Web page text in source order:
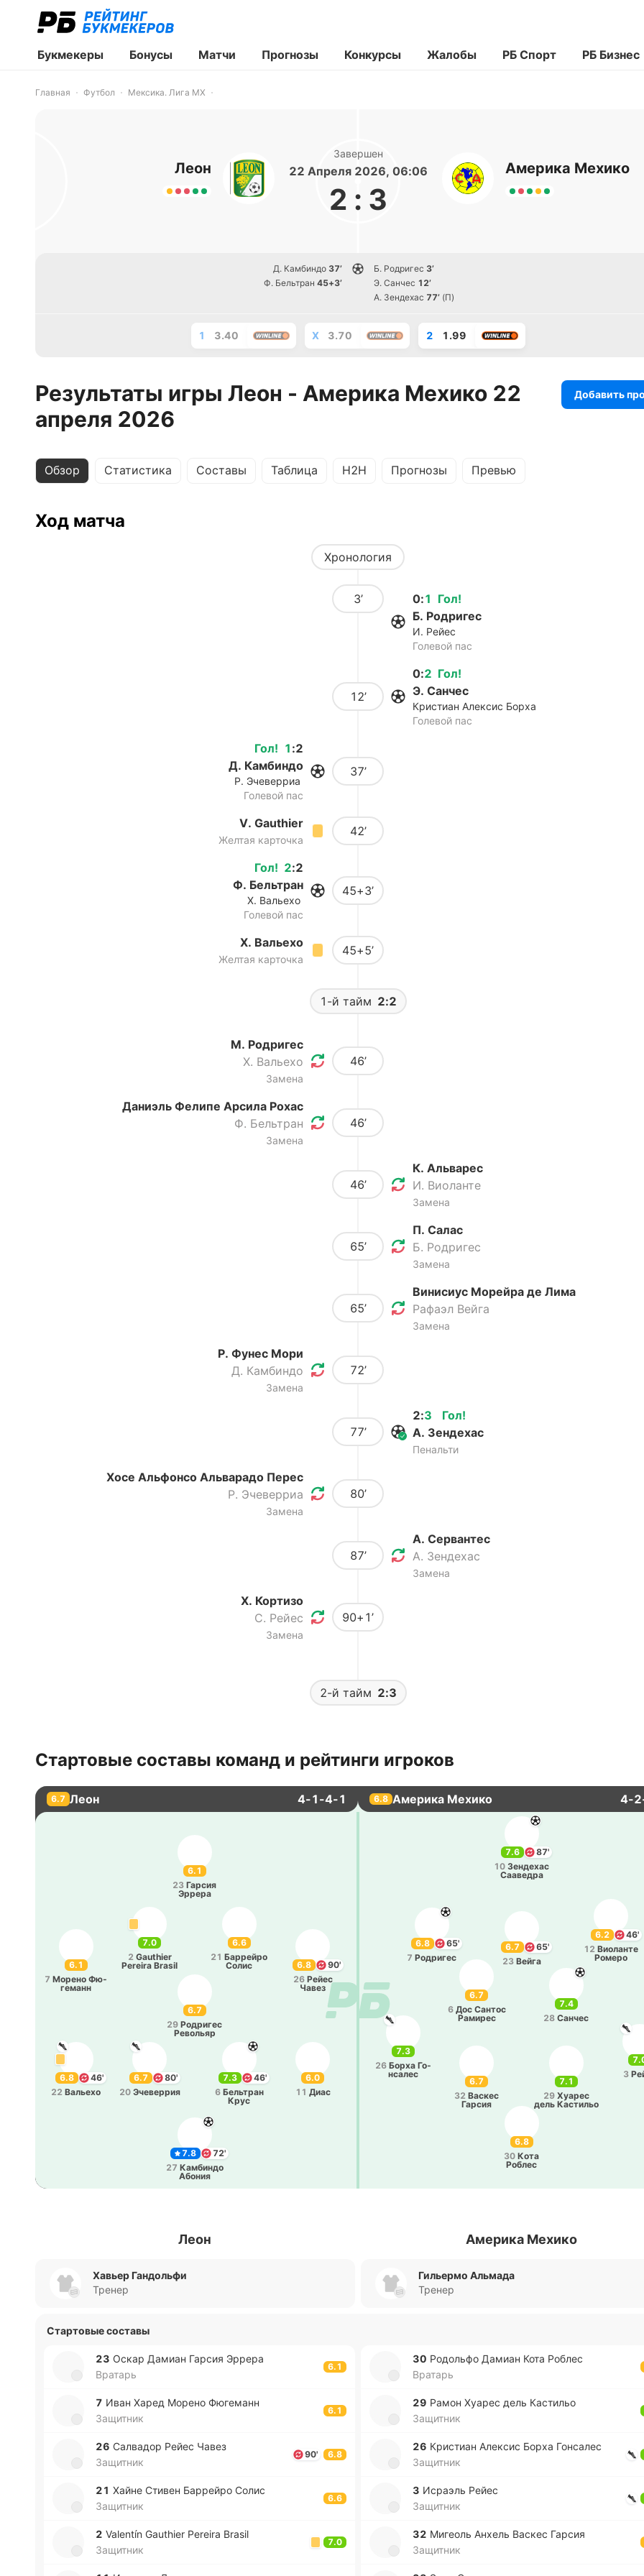
Букмекеры Бонусы Матчи Прогнозы Конкурсы Жалобы РБ Спорт РБ Бизнес
Главная Футбол Мексика. Лига MX
Леон
Завершен
22 Апреля 2026, 06:06
2 : 3
Америка Мехико
Д. Камбиндо 37’
Ф. Бельтран 45+3’
Б. Родригес 3’
Э. Санчес 12’
А. Зендехас 77’ (П)
1 3.40 X 3.70 2 1.99
Результаты игры Леон - Америка Мехико 22
апреля 2026
Добавить
Обзор Статистика Составы Таблица H2H Прогнозы Превью
Ход матча
Хронология
3’ Гол!
0:1
Б. Родригес
И. Рейес
Голевой пас
12’
Гол!
0:2
Э. Санчес
Кристиан Алексис Борха
Голевой пас
Гол! 1 :2
Д. Камбиндо
Р. Эчеверриа
Голевой пас
37’
V. Gauthier
Желтая карточка
42’
Гол! 2:2
Ф. Бельтран
Х. Вальехо
Голевой пас
45+3’
Х. Вальехо
Желтая карточка
45+5’
1-й тайм 2:2
М. Родригес
Х. Вальехо
Замена
46’
Даниэль Фелипе Арсила Рохас
Ф. Бельтран
Замена
46’
46’
К. Альварес
И. Виоланте
Замена
65’
П. Салас
Б. Родригес
Замена
65’
Винисиус Морейра де Лима
Рафаэл Вейга
Замена
Р. Фунес Мори
Д. Камбиндо
Замена
72’
77’
Гол!
2:3
А. Зендехас
Пенальти
Хосе Альфонсо Альварадо Перес
Р. Эчеверриа
Замена
80’
87’
А. Сервантес
А. Зендехас
Замена
Х. Кортизо
С. Рейес
Замена
90+1’
2-й тайм 2:3
Стартовые составы команд и рейтинги игроков
6.7 Леон 4-1-4-1 6.8 Америка Мехико 4-
6.1
23 Гарсия
Эррера
6.1
7 Морено Фю­
ге­манн
6.8
90'
26 Рейес
Чавез
6.6
21 Ба­ррей­ро
Солис
7.0
2 Gauthier
Pereira Brasil
6.0
11 Диас
6.7
80'
20 Эче­ве­ррия
6.7
29 Ро­дри­гес
Ре­во­льяр
7.3
46'
6 Бе­льтран
Крус
6.8
46'
22 Ва­лье­хо
7.8
72'
27 Ка­мби­ндо
Абония
6.8
30 Кота
Роблес
7.1
29 Хуарес
дель Ка­сти­льо
7.3
26 Борха Го­
нса­лес
3
6.7
32 Васкес
Гарсия
7.4
28 Санчес
6.7
6 Дос Сантос
Ра­ми­рес
6.7
65'
23 Вейга
6.8
65'
7 Ро­дри­гес
6.2
46'
12 Вио­ла­нте
Ромеро
7.6
87'
10 Зе­нде­хас
Саа­ве­дра
Леон Америка Мехико
Хавьер Гандольфи
Тренер
Гильермо Альмада
Тренер
Стартовые составы
23 Оскар Дамиан Гарсия Эррера
Вратарь
6.1
7 Иван Харед Морено Фю­ге­манн
Защитник
6.1
26 Са­лва­дор Рейес Чавез
Защитник
90' 6.8
21 Хайне Стивен Ба­ррей­ро Солис
Защитник
6.6
2 Valentín Gauthier Pereira Brasil
Защитник
7.0
30 Ро­до­льфо Дамиан Кота Роблес
Вратарь
29 Рамон Хуарес дель Ка­сти­льо
Защитник
26 Кри­стиан Але­ксис Борха Го­нса­лес
Защитник
3 Исраэль Рейес
Защитник
32 Ми­геоль Анхель Васкес Гарсия
Защитник